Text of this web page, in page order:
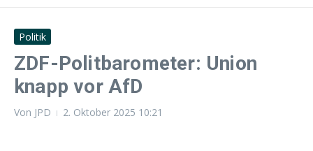
Politik
ZDF-Politbarometer: Union
knapp vor AfD
Von JPD 2. Oktober 2025 10:21